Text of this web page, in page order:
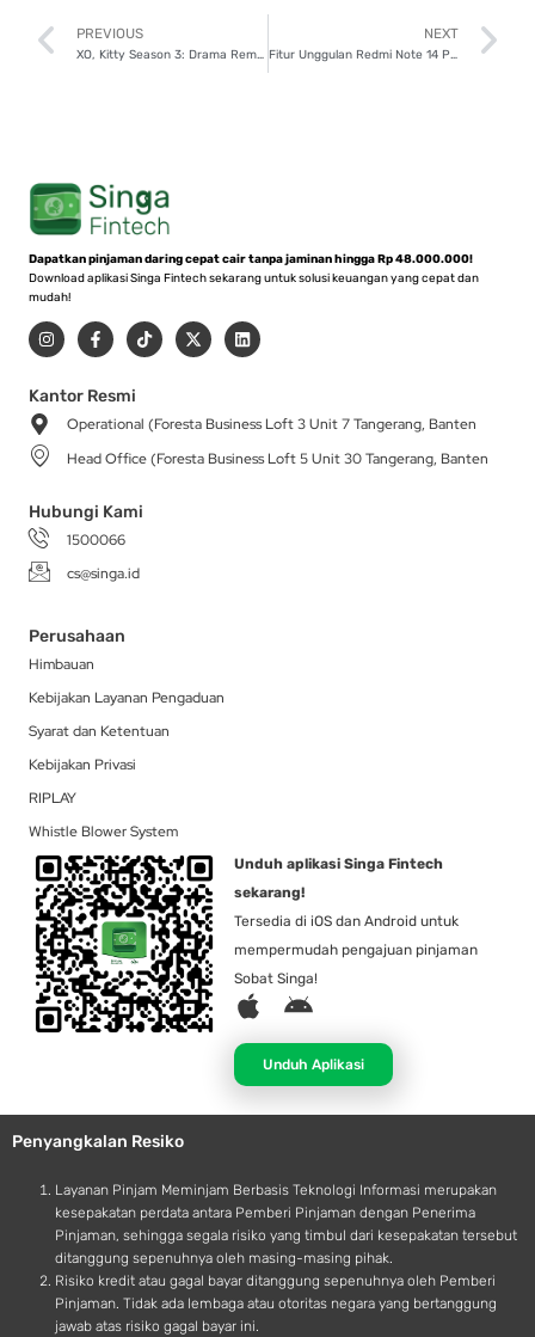
Prev
PREVIOUS
XO, Kitty Season 3: Drama Remaja Netflix Kembali Picu Ragam Reaksi
NEXT
Fitur Unggulan Redmi Note 14 Pro Series, Jadi Pilihan Content Creator!
Dapatkan pinjaman daring cepat cair tanpa jaminan hingga Rp 48.000.000!
Download aplikasi Singa Fintech sekarang untuk solusi keuangan yang cepat dan
mudah!
I
n
s
a
g
r
a
m
F
a
c
b
o
-
T
i
k
X
-
t
t
r
L
i
n
i
Kantor Resmi
Operational (Foresta Business Loft 3 Unit 7 Tangerang, Banten
Head Office (Foresta Business Loft 5 Unit 30 Tangerang, Banten
Hubungi Kami
1500066
cs@singa.id
Perusahaan
Himbauan
Kebijakan Layanan Pengaduan
Syarat dan Ketentuan
Kebijakan Privasi
RIPLAY
Whistle Blower System
Unduh aplikasi Singa Fintech
sekarang!
Tersedia di iOS dan Android untuk
mempermudah pengajuan pinjaman
Sobat Singa!
A
p
l
e
A
d
r
o
d
Unduh Aplikasi
Penyangkalan Resiko
Layanan Pinjam Meminjam Berbasis Teknologi Informasi merupakan
kesepakatan perdata antara Pemberi Pinjaman dengan Penerima
Pinjaman, sehingga segala risiko yang timbul dari kesepakatan tersebut
ditanggung sepenuhnya oleh masing-masing pihak.
Risiko kredit atau gagal bayar ditanggung sepenuhnya oleh Pemberi
Pinjaman. Tidak ada lembaga atau otoritas negara yang bertanggung
jawab atas risiko gagal bayar ini.